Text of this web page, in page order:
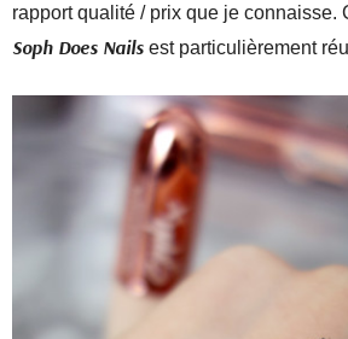
rapport qualité / prix que je connaisse.
Soph Does Nails est particulièrement